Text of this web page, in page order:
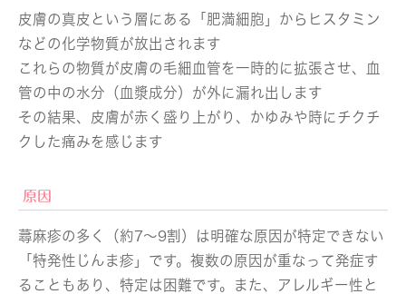
皮膚の真皮という層にある「肥満細胞」からヒスタミン
などの化学物質が放出されます
これらの物質が皮膚の毛細血管を一時的に拡張させ、血
管の中の水分（血漿成分）が外に漏れ出します
その結果、皮膚が赤く盛り上がり、かゆみや時にチクチ
クした痛みを感じます
原因
蕁麻疹の多く（約7～9割）は明確な原因が特定できない
「特発性じんま疹」です。複数の原因が重なって発症す
ることもあり、特定は困難です。また、アレルギー性と